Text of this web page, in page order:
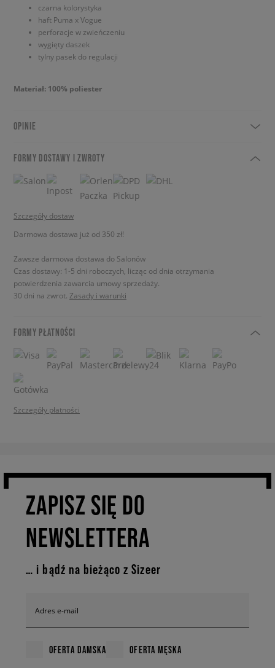
czarna kolorystyka
haft Puma x Vogue
perforacje w zwieńczeniu
wygięty daszek
tylny pasek do regulacji
Materiał: 100% poliester
OPINIE
FORMY DOSTAWY I ZWROTY
Szczegóły dostaw
Darmowa dostawa już od 350 zł!
Zawsze darmowa dostawa do Salonów
Czas dostawy: 1-5 dni roboczych, licząc od dnia otrzymania
potwierdzenia zawarcia umowy sprzedaży.
30 dni na zwrot. Zasady i warunki
FORMY PŁATNOŚCI
Szczegóły płatności
ZAPISZ SIĘ DO
NEWSLETTERA
… i bądź na bieżąco z Sizeer
Adres e-mail
OFERTA DAMSKA OFERTA MĘSKA